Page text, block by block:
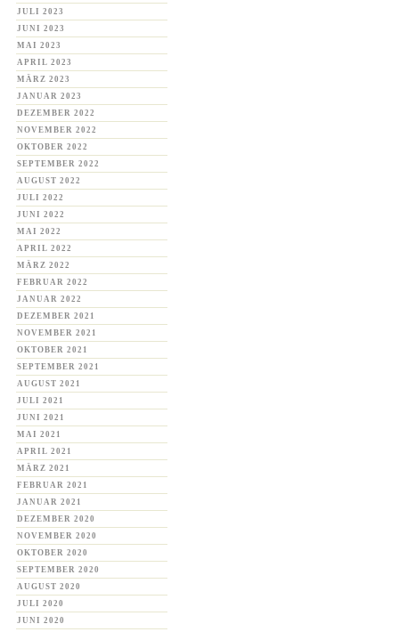
JULI 2023
JUNI 2023
MAI 2023
APRIL 2023
MÄRZ 2023
JANUAR 2023
DEZEMBER 2022
NOVEMBER 2022
OKTOBER 2022
SEPTEMBER 2022
AUGUST 2022
JULI 2022
JUNI 2022
MAI 2022
APRIL 2022
MÄRZ 2022
FEBRUAR 2022
JANUAR 2022
DEZEMBER 2021
NOVEMBER 2021
OKTOBER 2021
SEPTEMBER 2021
AUGUST 2021
JULI 2021
JUNI 2021
MAI 2021
APRIL 2021
MÄRZ 2021
FEBRUAR 2021
JANUAR 2021
DEZEMBER 2020
NOVEMBER 2020
OKTOBER 2020
SEPTEMBER 2020
AUGUST 2020
JULI 2020
JUNI 2020